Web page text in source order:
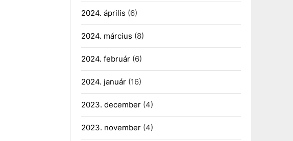
2024. április (6)
2024. március (8)
2024. február(6)
2024. január(16)
2023. december(4)
2023. november(4)